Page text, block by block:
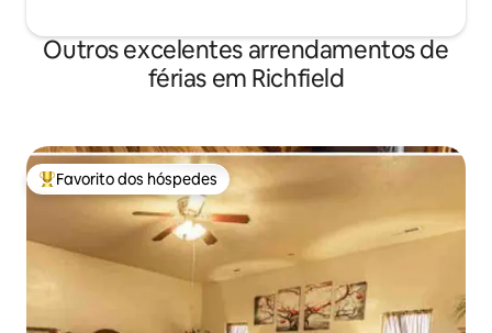
Outros excelentes arrendamentos de
férias em Richfield
Favoritos dos hóspedes mais apreciados
Favorito dos hóspedes